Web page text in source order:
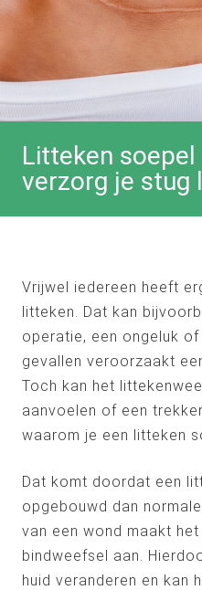
Litteken soepel
verzorg je stug
Vrijwel iedereen heeft
litteken. Dat kan
operatie, een ongeluk
gevallen veroorzaakt
Toch kan het
aanvoelen of een
waarom je een litteken
Dat komt doordat een
opgebouwd dan
van een wond maakt
bindweefsel aan.
huid veranderen en kan